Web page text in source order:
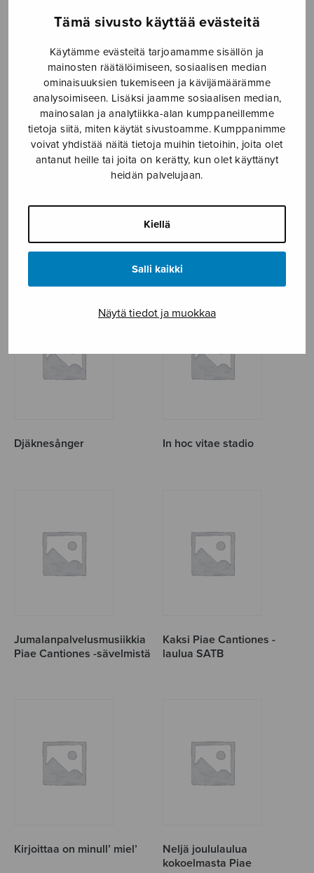
Tämä sivusto käyttää evästeitä
Käytämme evästeitä tarjoamamme sisällön ja
mainosten räätälöimiseen, sosiaalisen median
ominaisuuksien tukemiseen ja kävijämäärämme
analysoimiseen. Lisäksi jaamme sosiaalisen median,
mainosalan ja analytiikka-alan kumppaneillemme
tietoja siitä, miten käytät sivustoamme. Kumppanimme
voivat yhdistää näitä tietoja muihin tietoihin, joita olet
antanut heille tai joita on kerätty, kun olet käyttänyt
heidän palvelujaan.
Kiellä
Salli kaikki
Näytä tiedot ja muokkaa
kirkkahimmat”
Convenite
Djäknesånger In hoc vitae stadio
Jumalanpalvelusmusiikkia
Piae Cantiones -sävelmistä
Kaksi Piae Cantiones -
laulua SATB
Kirjoittaa on minull’ miel’
Neljä joululaulua
kokoelmasta Piae